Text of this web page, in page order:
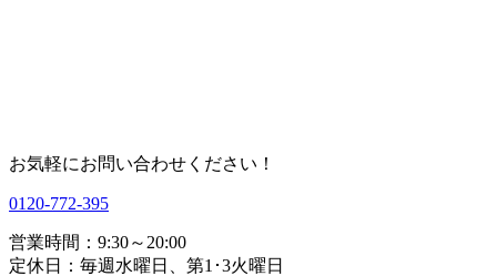
お気軽にお問い合わせください！
0120-772-395
営業時間：9:30～20:00
定休日：毎週水曜日、第1･3火曜日